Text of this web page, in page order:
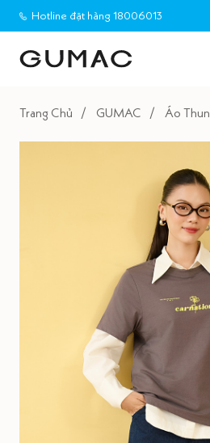
Hotline đặt hàng 18006013
Trang Chủ GUMAC Áo Thun